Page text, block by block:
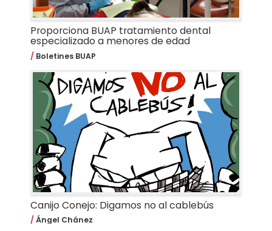
Proporciona BUAP tratamiento dental
especializado a menores de edad
Boletines BUAP
Canijo Conejo: Digamos no al cablebús
Ángel Chánez